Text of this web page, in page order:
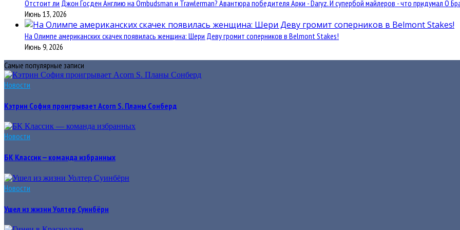
Отстоит ли Джон Госден Англию на Ombudsman и Trawlerman? Авантюра победителя Арки - Daryz. И супербой майлеров - что придумал О
Июнь 13, 2026
На Олимпе американских скачек появилась женщина: Шери Деву громит соперников в Belmont Stakes!
Июнь 9, 2026
Самые популярные записи
Новости
Кэтрин София проигрывает Acorn S. Планы Сонберд
Новости
БК Классик — команда избранных
Новости
Ушел из жизни Уолтер Суинбёрн